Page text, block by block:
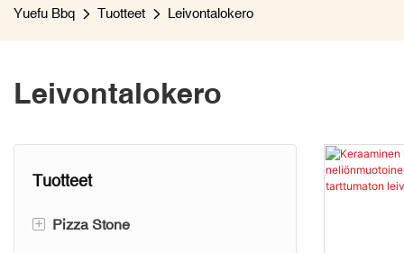
Yuefu Bbq Tuotteet Leivontalokero
Leivontalokero
Tuotteet
+ Pizza Stone